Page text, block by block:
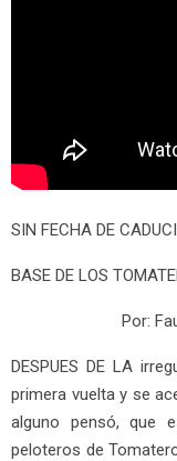
SIN FECHA DE
BASE DE LOS
Por:
DESPUES DE LA
primera vuelta y se
alguno pensó, que
peloteros de